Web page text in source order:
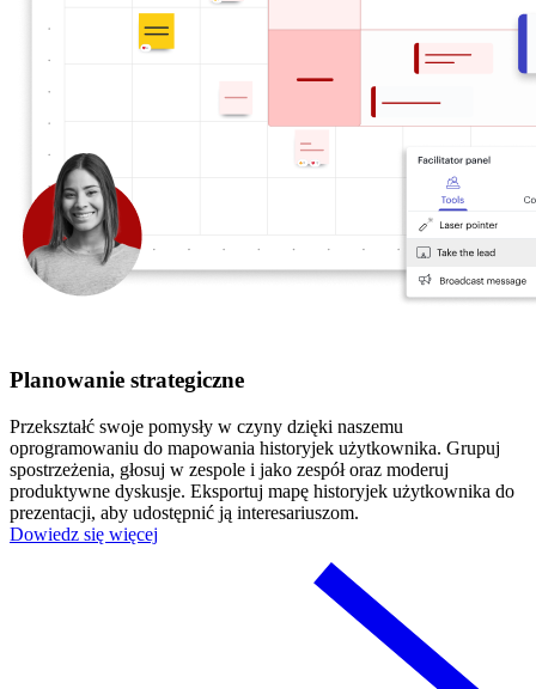
Planowanie strategiczne
Przekształć swoje pomysły w czyny dzięki naszemu
oprogramowaniu do mapowania historyjek użytkownika. Grupuj
spostrzeżenia, głosuj w zespole i jako zespół oraz moderuj
produktywne dyskusje. Eksportuj mapę historyjek użytkownika do
prezentacji, aby udostępnić ją interesariuszom.
Dowiedz się więcej